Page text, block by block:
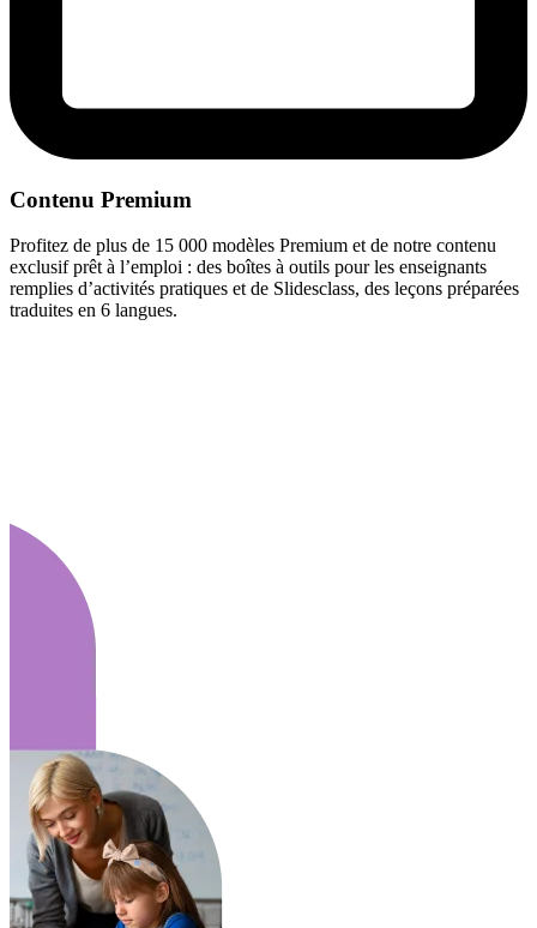
Contenu Premium
Profitez de plus de 15 000 modèles Premium et de notre contenu
exclusif prêt à l’emploi : des boîtes à outils pour les enseignants
remplies d’activités pratiques et de Slidesclass, des leçons préparées
traduites en 6 langues.